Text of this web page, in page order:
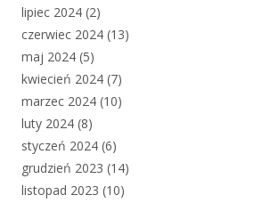
lipiec 2024 (2)
czerwiec 2024 (13)
maj 2024 (5)
kwiecień 2024 (7)
marzec 2024 (10)
luty 2024 (8)
styczeń 2024 (6)
grudzień 2023 (14)
listopad 2023 (10)